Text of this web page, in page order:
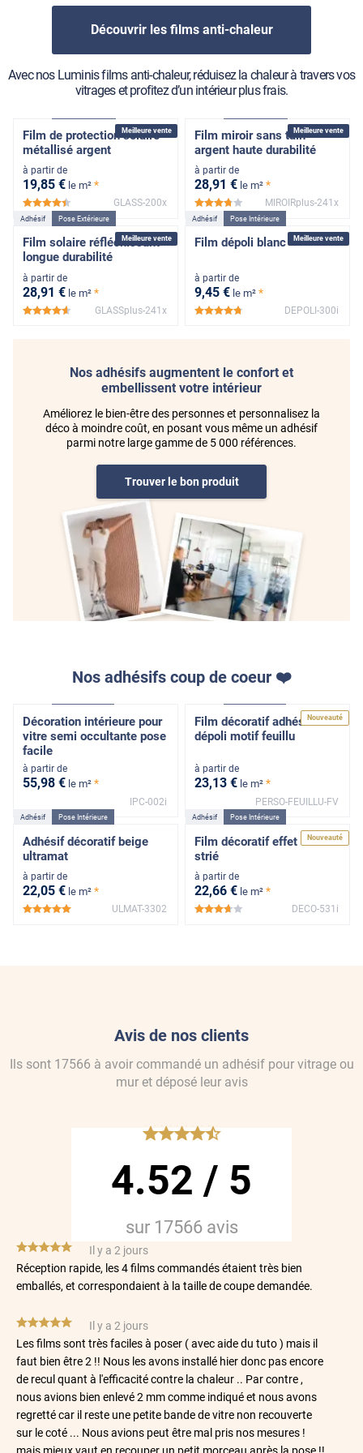
Découvrir les films anti-chaleur
Avec nos Luminis films anti-chaleur, réduisez la chaleur à travers vos
vitrages et profitez d’un intérieur plus frais.
Meilleure vente
Film de protection solaire
métallisé argent
à partir de
19,85 € le m² *
*****
GLASS-200x
Meilleure vente
Film miroir sans tain
argent haute durabilité
à partir de
28,91 € le m² *
*****
MIROIRplus-241x
Meilleure vente
Adhésif Pose Extérieure
Film solaire réfléchissant
longue durabilité
à partir de
28,91 € le m² *
*****
GLASSplus-241x
Meilleure vente
Adhésif Pose Intérieure
Film dépoli blanc
à partir de
9,45 € le m² *
*****
DEPOLI-300i
Nos adhésifs augmentent le confort et
embellissent votre intérieur
Améliorez le bien-être des personnes et personnalisez la
déco à moindre coût, en posant vous même un adhésif
parmi notre large gamme de 5 000 références.
Trouver le bon produit
Nos adhésifs coup de coeur ❤️
Décoration intérieure pour
vitre semi occultante pose
facile
à partir de
55,98 € le m² *
IPC-002i
Nouveauté
Film décoratif adhésif
dépoli motif feuillu
à partir de
23,13 € le m² *
PERSO-FEUILLU-FV
Adhésif Pose Intérieure
Adhésif décoratif beige
ultramat
à partir de
22,05 € le m² *
ULMAT-3302
Nouveauté
Adhésif Pose Intérieure
Film décoratif effet verre
strié
à partir de
22,66 € le m² *
*****
DECO-531i
Avis de nos clients
Ils sont 17566 à avoir commandé un adhésif pour vitrage ou
muret déposé leur avis
*****
4.52 / 5
sur 17566avis
*****
Réception rapide, les 4 films commandés étaient très bien
emballés, et correspondaient à la taille de coupe demandée.
Il y a 2 jours
*****
Les films sont très faciles à poser ( avec aide du tuto ) mais il
faut bien être 2 !! Nous les avons installé hier donc pas encore
de recul quant à l'efficacité contre la chaleur .. Par contre ,
nous avions bien enlevé 2 mm comme indiqué et nous avons
regretté car il reste une petite bande de vitre non recouverte
sur le coté ... Nous avions peut être mal pris nos mesures !
Il y a 2 jours